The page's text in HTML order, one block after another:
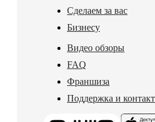
Сделаем за вас
Бизнесу
Видео обзоры
FAQ
Франшиза
Поддержка и